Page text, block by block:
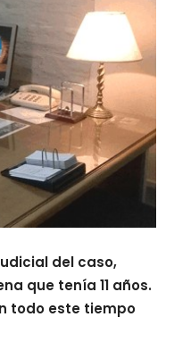
del caso,
que tenía 11 años.
todo este tiempo